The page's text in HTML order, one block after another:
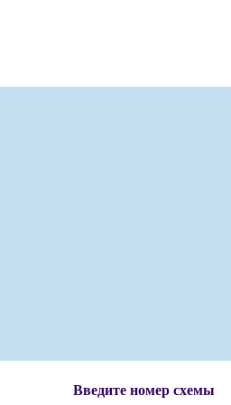
Введите номер схемы